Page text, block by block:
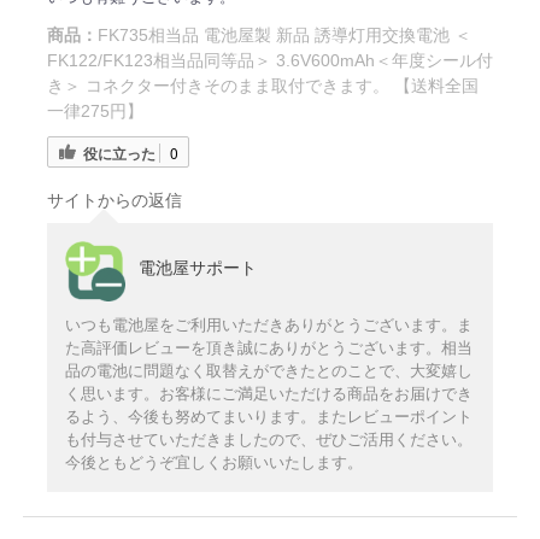
商品： FK735相当品 電池屋製 新品 誘導灯用交換電池 ＜
FK122/FK123相当品同等品＞ 3.6V600mAh＜年度シール付
き＞ コネクター付きそのまま取付できます。 【送料全国
一律275円】
役に立った 0
サイトからの返信
電池屋サポート
いつも電池屋をご利用いただきありがとうございます。ま
た高評価レビューを頂き誠にありがとうございます。相当
品の電池に問題なく取替えができたとのことで、大変嬉し
く思います。お客様にご満足いただける商品をお届けでき
るよう、今後も努めてまいります。またレビューポイント
も付与させていただきましたので、ぜひご活用ください。
今後ともどうぞ宜しくお願いいたします。